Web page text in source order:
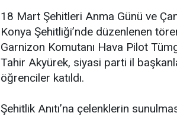
18 Mart Şehitleri Anma Günü ve
Konya Şehitliği’nde düzenlenen
Garnizon Komutanı Hava Pilot
Tahir Akyürek, siyasi parti il
öğrenciler katıldı.
Şehitlik Anıtı’na çelenklerin